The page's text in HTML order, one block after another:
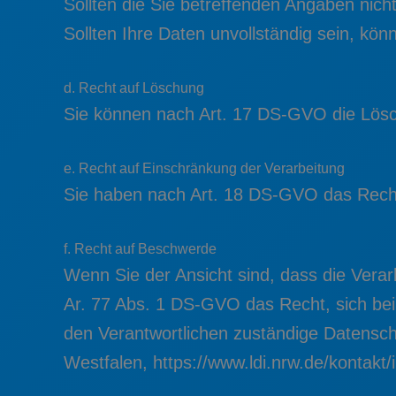
Sollten die Sie betreffenden Angaben
Sollten Ihre Daten unvollständig sein,
d. Recht auf Löschung
Sie können nach Art. 17 DS-GVO die
e. Recht auf Einschränkung der Verarbeitung
Sie haben nach Art. 18 DS-GVO das
f. Recht auf Beschwerde
Wenn Sie der Ansicht sind, dass die
Ar. 77 Abs. 1 DS-GVO das Recht, sich
den Verantwortlichen zuständige
Westfalen, https://www.ldi.nrw.de/